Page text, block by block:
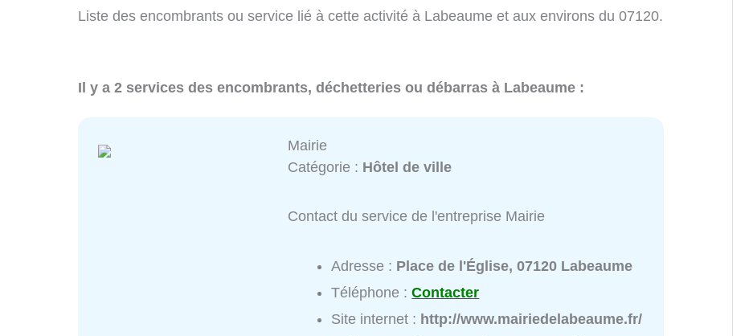
Liste des encombrants ou service lié à cette activité à Labeaume et aux environs du 07120.
Il y a 2 services des encombrants, déchetteries ou débarras à Labeaume :
Mairie
Catégorie : Hôtel de ville
Contact du service de l'entreprise Mairie
Adresse : Place de l'Église, 07120 Labeaume
Téléphone :Contacter
Site internet : http://www.mairiedelabeaume.fr/